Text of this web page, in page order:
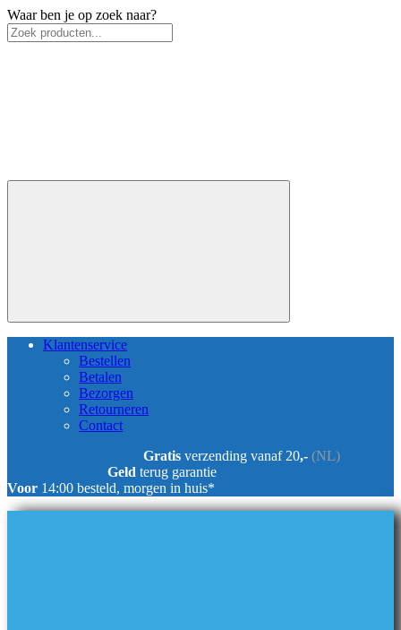
Waar ben je op zoek naar?
Klantenservice
Bestellen
Betalen
Bezorgen
Retourneren
Contact
Gratis verzending vanaf 20,- (NL)
Geld terug garantie
Voor 14:00 besteld, morgen in huis*